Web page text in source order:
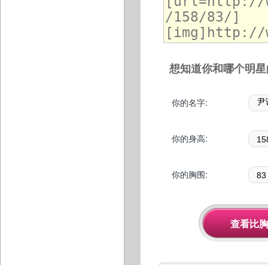
想知道你和哪个明
你的名字:
你的身高:
你的胸围: